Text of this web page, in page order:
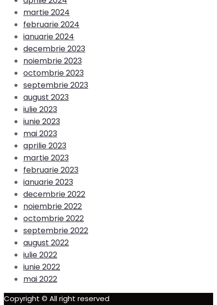
martie 2024
februarie 2024
ianuarie 2024
decembrie 2023
noiembrie 2023
octombrie 2023
septembrie 2023
august 2023
iulie 2023
iunie 2023
mai 2023
aprilie 2023
martie 2023
februarie 2023
ianuarie 2023
decembrie 2022
noiembrie 2022
octombrie 2022
septembrie 2022
august 2022
iulie 2022
iunie 2022
mai 2022
Copyright © All right reserved